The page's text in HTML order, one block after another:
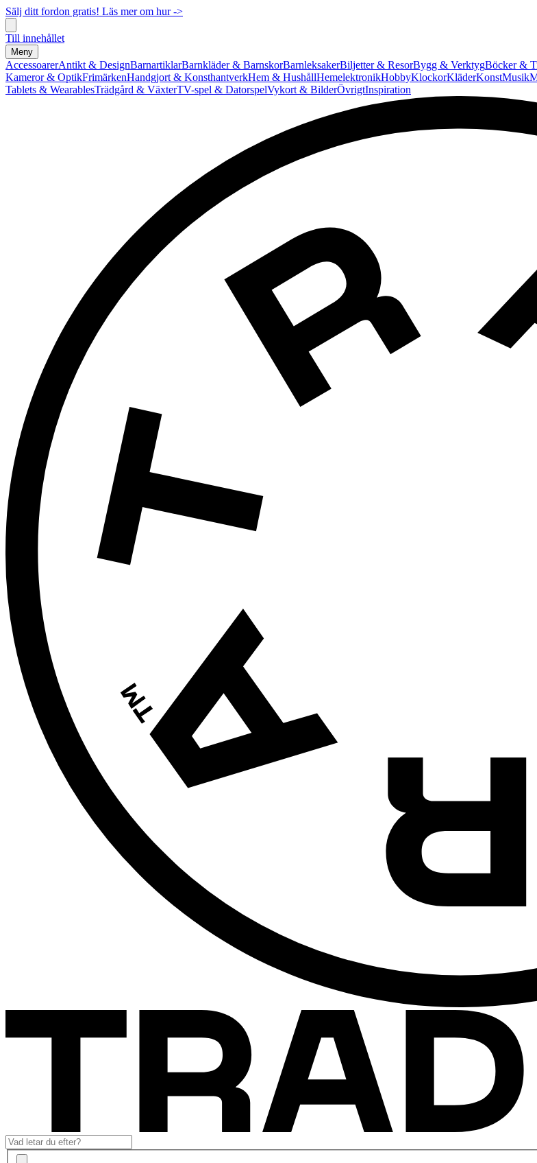
Sälj ditt fordon gratis! Läs mer om hur ->
Till innehållet
Meny
AccessoarerAntikt & DesignBarnartiklarBarnkläder & BarnskorBarnleksakerBiljetter & ResorBygg & VerktygBöcker &
Kameror & OptikFrimärkenHandgjort & KonsthantverkHem & HushållHemelektronikHobbyKlockorKläderKonstMusik
Tablets & WearablesTrädgård & VäxterTV-spel & DatorspelVykort & BilderÖvrigtInspiration